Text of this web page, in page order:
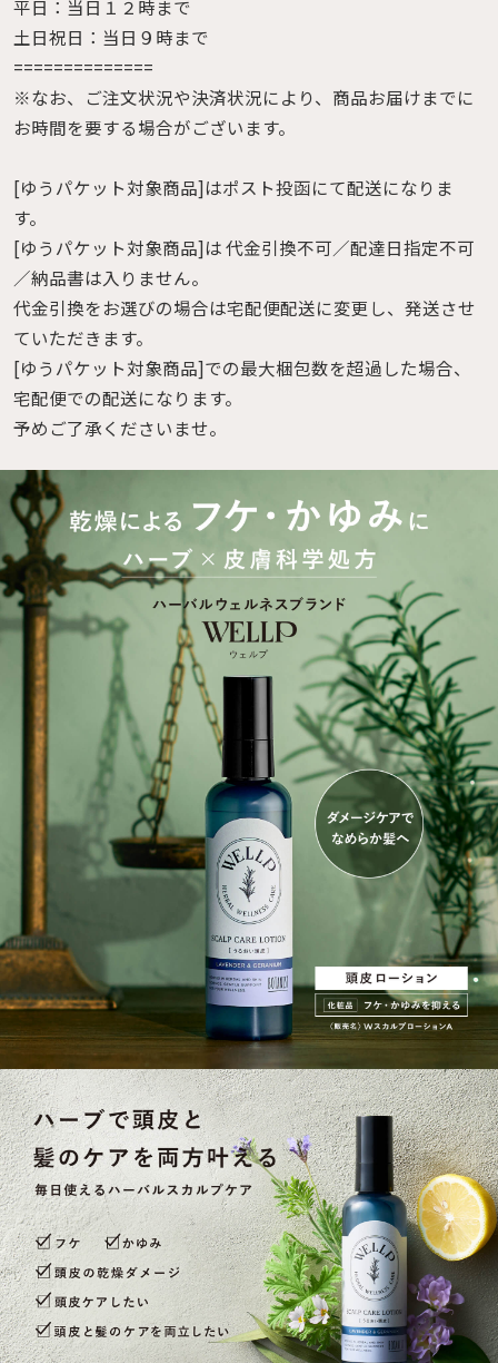
平日：当日１２時まで
土日祝日：当日９時まで
==============
※なお、ご注文状況や決済状況により、商品お届けまでに
お時間を要する場合がございます。
[ゆうパケット対象商品]はポスト投函にて配送になりま
す。
[ゆうパケット対象商品]は 代金引換不可／配達日指定不可
／納品書は入りません。
代金引換をお選びの場合は宅配便配送に変更し、発送させ
ていただきます。
[ゆうパケット対象商品]での最大梱包数を超過した場合、
宅配便での配送になります。
予めご了承くださいませ。